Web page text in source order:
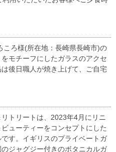
ころ様(所在地：長崎県長崎市)の
モチーフにしたガラスのアクセ
後日職人が焼き上げて、ご自宅
トリートは、2023年4月にリニ
ューティーをコンセプトにした
す。イギリスのプライベートガ
ジャグジー付きのボタニカルガ